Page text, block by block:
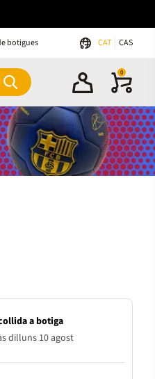
botigues CAT CAS
0
a botiga
dilluns 10 agost